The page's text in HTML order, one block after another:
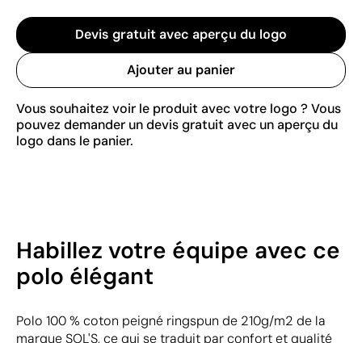
Devis gratuit avec aperçu du logo
Ajouter au panier
Vous souhaitez voir le produit avec votre logo ? Vous
pouvez demander un devis gratuit avec un aperçu du
logo dans le panier.
Habillez votre équipe avec ce
polo élégant
Polo 100 % coton peigné ringspun de 210g/m2 de la
marque SOL'S, ce qui se traduit par confort et qualité